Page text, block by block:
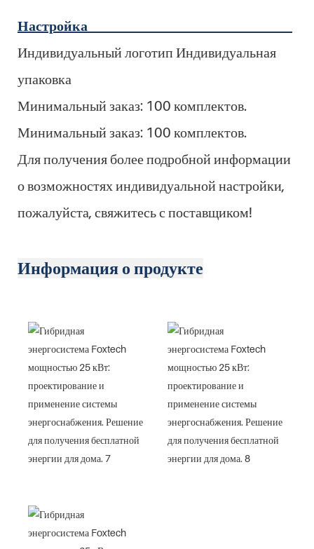
Настройка
Индивидуальный логотип Индивидуальная
упаковка
Минимальный заказ: 100 комплектов.
Минимальный заказ: 100 комплектов.
Для получения более подробной информации
о возможностях индивидуальной настройки,
пожалуйста, свяжитесь с поставщиком!
Информация о продукте